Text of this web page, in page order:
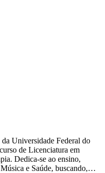
Universidade Federal do
de Licenciatura em
Dedica-se ao ensino,
e Saúde, buscando,